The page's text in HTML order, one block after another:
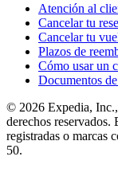
Atención al
Cancelar tu
Cancelar tu
Plazos de
Cómo usar un
Documentos
© 2026 Expedia,
derechos
registradas o marcas
50.